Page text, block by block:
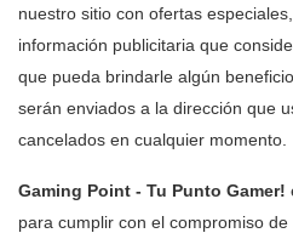
nuestro sitio con ofertas
información publicitaria que
que pueda brindarle algún
serán enviados a la dirección que
cancelados en cualquier momento.
Gaming Point - Tu Punto Gamer!
para cumplir con el compromiso